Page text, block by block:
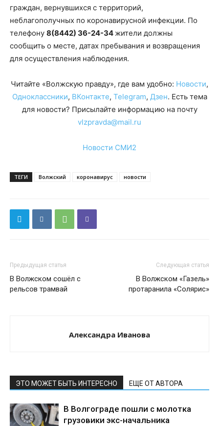
граждан, вернувшихся с территорий,
неблагополучных по коронавирусной инфекции. По
телефону 8(8442) 36-24-34 жители должны
сообщить о месте, датах пребывания и возвращения
для осуществления наблюдения.
Читайте «Волжскую правду», где вам удобно: Новости,
Одноклассники, ВКонтакте, Telegram, Дзен. Есть тема
для новости? Присылайте информацию на почту
vlzpravda@mail.ru
Новости СМИ2
ТЕГИ Волжский коронавирус новости
Предыдущая статья
В Волжском сошёл с
рельсов трамвай
Следующая статья
В Волжском «Газель»
протаранила «Солярис»
Александра Иванова
ЭТО МОЖЕТ БЫТЬ ИНТЕРЕСНО ЕЩЕ ОТ АВТОРА
В Волгограде пошли с молотка
грузовики экс-начальника